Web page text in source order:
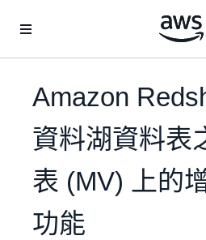
Amazon
資料湖資料表
表 (MV) 上的
功能